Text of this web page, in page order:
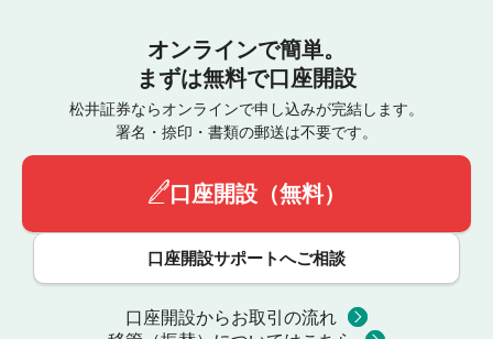
オンラインで簡単。
まずは無料で口座開設
松井証券ならオンラインで申し込みが完結します。
署名・捺印・書類の郵送は不要です。
口座開設（無料）
口座開設サポートへご相談
口座開設からお取引の流れ